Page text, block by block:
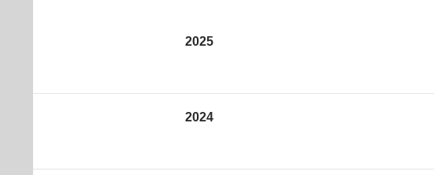
2025
2024